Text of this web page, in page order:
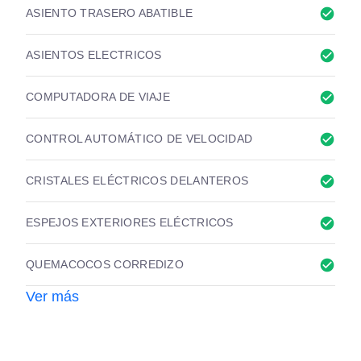
ASIENTO TRASERO ABATIBLE check_circle
ASIENTOS ELECTRICOS check_circle
COMPUTADORA DE VIAJE check_circle
CONTROL AUTOMÁTICO DE VELOCIDAD check_circle
CRISTALES ELÉCTRICOS DELANTEROS check_circle
ESPEJOS EXTERIORES ELÉCTRICOS check_circle
QUEMACOCOS CORREDIZO
check_circle
Ver más